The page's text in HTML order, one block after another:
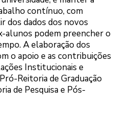
contínuo, com
dos dados dos novos
alunos podem preencher o
A elaboração dos
o apoio e as contribuições
Institucionais e
Reitoria de Graduação
de Pesquisa e Pós-